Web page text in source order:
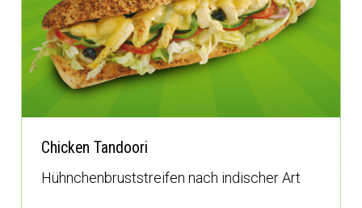
Chicken Tandoori
Hühnchenbruststreifen nach indischer Art